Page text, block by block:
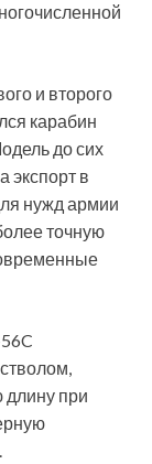
и второго
карабин
до сих
экспорт в
нужд армии
точную
при